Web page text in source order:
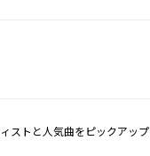
ストと人気曲をピックアップ